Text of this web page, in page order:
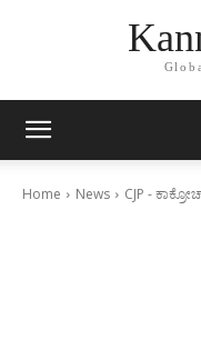
Home News CJP -